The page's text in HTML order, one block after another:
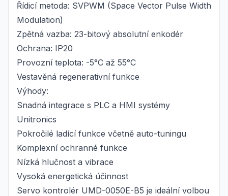
Řídicí metoda: SVPWM (Space Vector Pulse Width
Modulation)
Zpětná vazba: 23-bitový absolutní enkodér
Ochrana: IP20
Provozní teplota: -5°C až 55°C
Vestavěná regenerativní funkce
Výhody:
Snadná integrace s PLC a HMI systémy
Unitronics
Pokročilé ladící funkce včetně auto-tuningu
Komplexní ochranné funkce
Nízká hlučnost a vibrace
Vysoká energetická účinnost
Servo kontrolér UMD-0050E-B5 je ideální volbou